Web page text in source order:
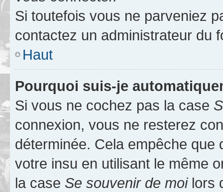
Si toutefois vous ne parveniez
contactez un administrateur du
Haut
Pourquoi suis-je
Si vous ne cochez pas la case
connexion, vous ne resterez
déterminée. Cela empêche que
votre insu en utilisant le même
la case Se souvenir de moilors